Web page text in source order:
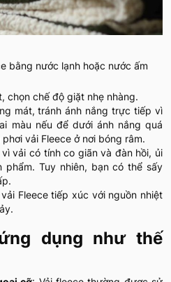
bằng nước lạnh hoặc nước ấm
chọn chế độ giặt nhẹ nhàng.
mát, tránh ánh nắng trực tiếp vì
màu nếu để dưới ánh nắng quá
vải Fleece ở nơi bóng râm.
vải có tính co giãn và đàn hồi, ủi
phẩm. Tuy nhiên, bạn có thể sấy
Fleece tiếp xúc với nguồn nhiệt
dụng như thế